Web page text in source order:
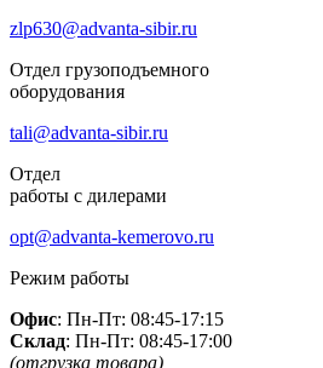
zlp630@advanta-sibir.ru
Отдел грузоподъемного
оборудования
tali@advanta-sibir.ru
Отдел
работы с дилерами
opt@advanta-kemerovo.ru
Режим работы
Офис: Пн-Пт: 08:45-17:15
Склад: Пн-Пт: 08:45-17:00
(отгрузка товара)